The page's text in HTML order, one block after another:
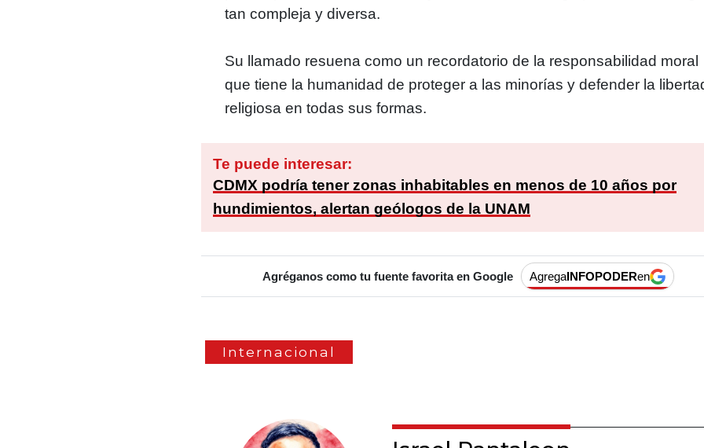
tan compleja y diversa.
Su llamado resuena como un recordatorio de la responsabilidad moral
que tiene la humanidad de proteger a las minorías y defender la
religiosa en todas sus formas.
Te puede interesar:
CDMX podría tener zonas inhabitables en menos de 10 años por
hundimientos, alertan geólogos de la UNAM
Agréganos como tu fuente favorita en Google AgregaINFOPODERen
Internacional